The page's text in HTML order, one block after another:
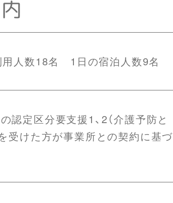
人数18名 1日の宿泊人数9名
認定区分要支援1、2（介護予防と
受けた方が事業所との契約に基づ